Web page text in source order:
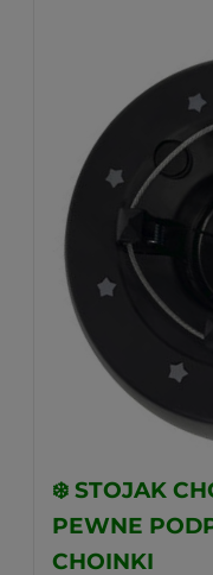
❄️ STOJAK
PEWNE
CHOINKI